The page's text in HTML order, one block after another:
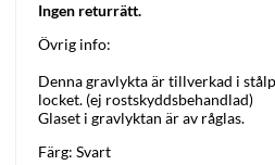
Ingen returrätt.
Övrig info:
Denna gravlykta är tillverkad i
locket. (ej rostskyddsbehandlad)
Glaset i gravlyktan är av råglas.
Färg: Svart